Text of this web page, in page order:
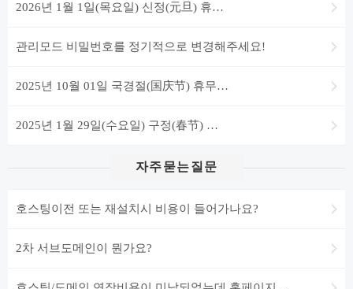
2026년 1월 1일(목요일) 신정(元旦) 휴…
관리모드 비밀번호를 정기적으로 변경해주세요!
2025년 10월 01일 국경절(国庆节) 휴무…
2025년 1월 29일(수요일) 구정(春节) …
자주묻는질문
호스팅이전 또는 재설치시 비용이 들어가나요?
2차 서브도메인이 뭔가요?